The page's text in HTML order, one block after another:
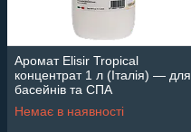
Аромат Elisir Tropical
концентрат 1 л (Італія) — для
басейнів та СПА
Немає в наявності